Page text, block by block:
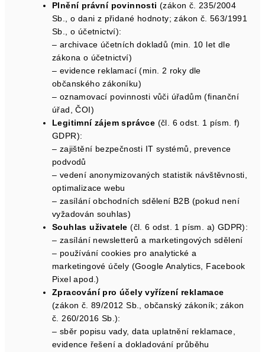
Plnění právní povinnosti (zákon č. 235/2004
Sb., o dani z přidané hodnoty; zákon č. 563/1991
Sb., o účetnictví):
– archivace účetních dokladů (min. 10 let dle
zákona o účetnictví)
– evidence reklamací (min. 2 roky dle
občanského zákoníku)
– oznamovací povinnosti vůči úřadům (finanční
úřad, ČOI)
Legitimní zájem správce (čl. 6 odst. 1 písm. f)
GDPR):
– zajištění bezpečnosti IT systémů, prevence
podvodů
– vedení anonymizovaných statistik návštěvnosti,
optimalizace webu
– zasílání obchodních sdělení B2B (pokud není
vyžadován souhlas)
Souhlas uživatele (čl. 6 odst. 1 písm. a) GDPR):
– zasílání newsletterů a marketingových sdělení
– používání cookies pro analytické a
marketingové účely (Google Analytics, Facebook
Pixel apod.)
Zpracování pro účely vyřízení reklamace
(zákon č. 89/2012 Sb., občanský zákoník; zákon
č. 260/2016 Sb.):
– sběr popisu vady, data uplatnění reklamace,
evidence řešení a dokladování průběhu